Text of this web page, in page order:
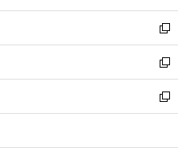
開
く
ウ
で
開
く
ン
ド
ウ
で
開
く
ウ
ィ
ン
ド
ウ
で
開
し
い
ウ
ィ
ン
ド
ウ
新
し
い
ウ
ィ
ン
新
し
い
ウ
新
し